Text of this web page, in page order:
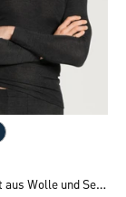
Langarm-Shirt aus Wolle und Seide